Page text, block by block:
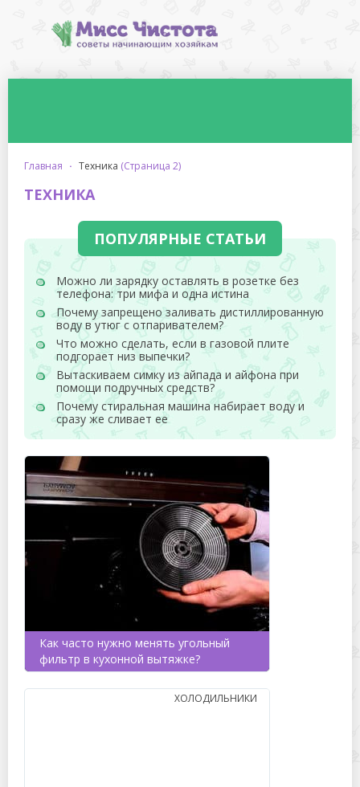
главная · техника (Страница 2)
ТЕХНИКА
ПОПУЛЯРНЫЕ СТАТЬИ
Можно ли зарядку оставлять в розетке без
телефона: три мифа и одна истина
Почему запрещено заливать дистиллированную
воду в утюг с отпаривателем?
Что можно сделать, если в газовой плите
подгорает низ выпечки?
Вытаскиваем симку из айпада и айфона при
помощи подручных средств?
Почему стиральная машина набирает воду и
сразу же сливает ее
Как часто нужно менять угольный
фильтр в кухонной вытяжке?
ХОЛОДИЛЬНИКИ